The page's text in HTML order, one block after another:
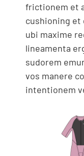
frictionem et
cushioning et
ubi maxime
lineamenta
sudorem
vos manere
intentionem